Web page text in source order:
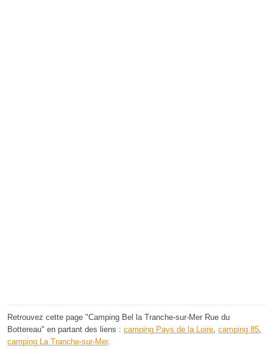
Retrouvez cette page "Camping Bel la Tranche-sur-Mer Rue du
Bottereau" en partant des liens : camping Pays de la Loire camping 85
camping La Tranche-sur-Mer.